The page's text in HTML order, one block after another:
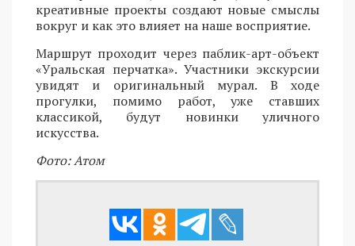
креативные проекты создают новые смыслы
вокруг и как это влияет на наше восприятие.
Маршрут проходит через паблик-арт-объект
«Уральская перчатка». Участники экскурсии
увидят и оригинальный мурал. В ходе
прогулки, помимо работ, уже ставших
классикой, будут новинки уличного
искусства.
Фото: Атом